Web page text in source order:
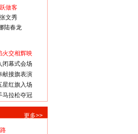
做客
文秀
陆春龙
火交相辉映
闭幕式会场
献接旗表演
星红旗入场
马拉松夺冠
更多>>